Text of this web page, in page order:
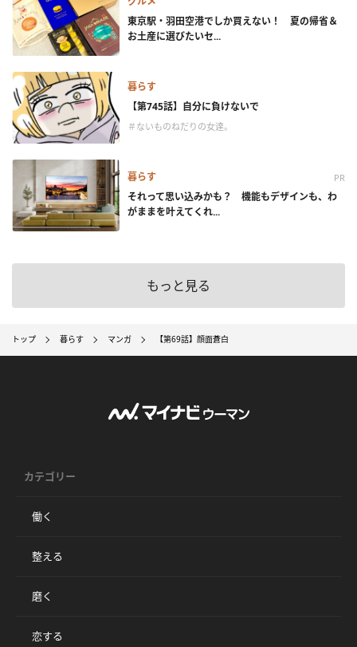
東京駅・羽田空港でしか買えない！ 夏の帰省＆
お土産に選びたいセ...
暮らす
【第745話】自分に負けないで
＃ないものねだりの女達。
暮らす PR
それって思い込みかも？ 機能もデザインも、わ
がままを叶えてくれ...
もっと見る
トップ 暮らす マンガ 【第69話】顔面蒼白
カテゴリー
働く
整える
磨く
恋する